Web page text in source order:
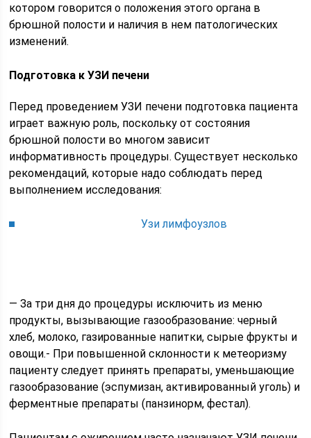
котором говорится о положения этого органа в
брюшной полости и наличия в нем патологических
изменений.
Подготовка к УЗИ печени
Перед проведением УЗИ печени подготовка пациента
играет важную роль, поскольку от состояния
брюшной полости во многом зависит
информативность процедуры. Существует несколько
рекомендаций, которые надо соблюдать перед
выполнением исследования:
Узи лимфоузлов
— За три дня до процедуры исключить из меню
продукты, вызывающие газообразование: черный
хлеб, молоко, газированные напитки, сырые фрукты и
овощи.- При повышенной склонности к метеоризму
пациенту следует принять препараты, уменьшающие
газообразование (эспумизан, активированный уголь) и
ферментные препараты (панзинорм, фестал).